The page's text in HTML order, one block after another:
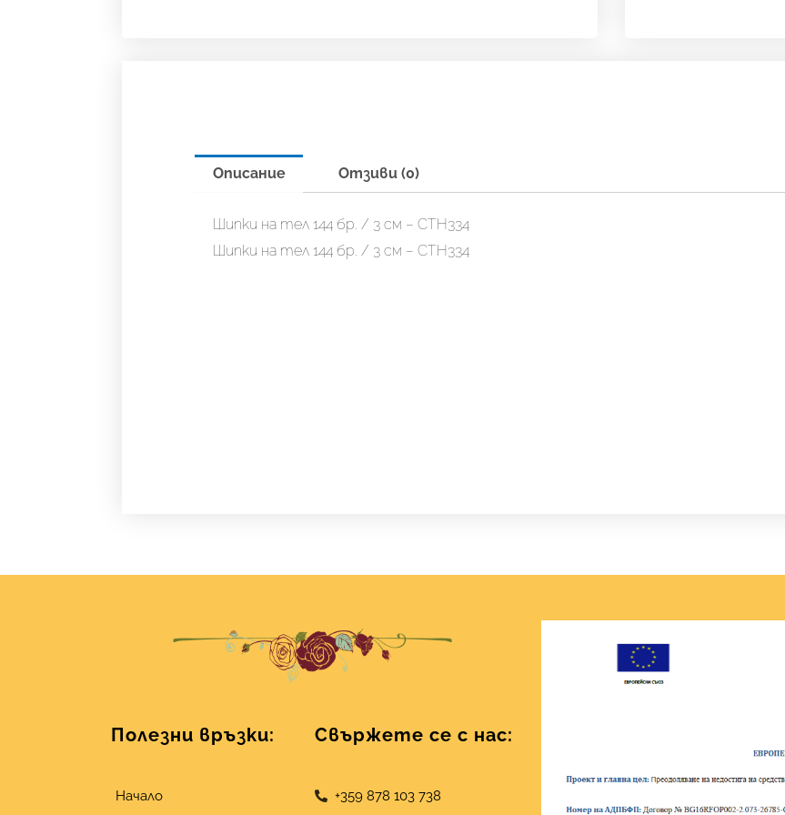
Описание Отзиви (0)
Шипки на тел 144 бр. / 3 см – CTH334
Шипки на тел 144 бр. / 3 см – CTH334
Полезни връзки:
Начало
Свържете се с нас:
+359 878 103 738